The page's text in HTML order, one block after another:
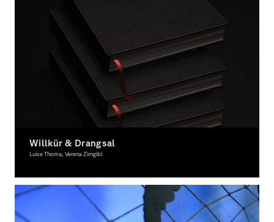
Willkür & Drangsal
Luise Thoma, Verena Zirngibl